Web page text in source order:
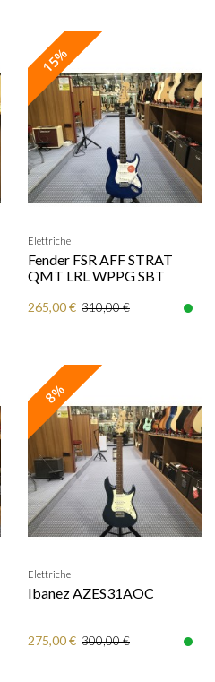
15%
Elettriche
Fender FSR AFF STRAT
QMT LRL WPPG SBT
265,00 € 310,00 €
8%
Elettriche
Ibanez AZES31AOC
275,00 € 300,00 €